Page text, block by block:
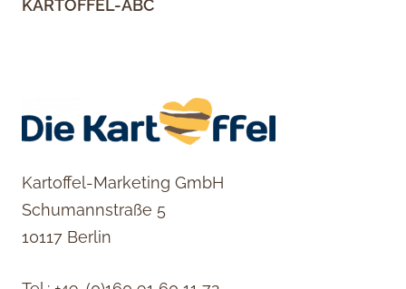
KARTOFFEL-ABC
Kartoffel-Marketing GmbH
Schumannstraße 5
10117 Berlin